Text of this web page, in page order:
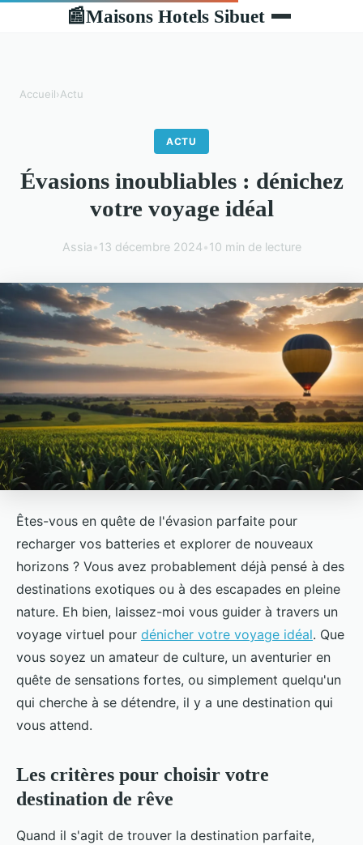
📰Maisons Hotels Sibuet
Accueil›Actu
ACTU
Évasions inoubliables : dénichez
votre voyage idéal
Assia•13 décembre 2024•10 min de lecture
Êtes-vous en quête de l'évasion parfaite pour
recharger vos batteries et explorer de nouveaux
horizons ? Vous avez probablement déjà pensé à des
destinations exotiques ou à des escapades en pleine
nature. Eh bien, laissez-moi vous guider à travers un
voyage virtuel pour dénicher votre voyage idéal. Que
vous soyez un amateur de culture, un aventurier en
quête de sensations fortes, ou simplement quelqu'un
qui cherche à se détendre, il y a une destination qui
vous attend.
Les critères pour choisir votre
destination de rêve
Quand il s'agit de trouver la destination parfaite,